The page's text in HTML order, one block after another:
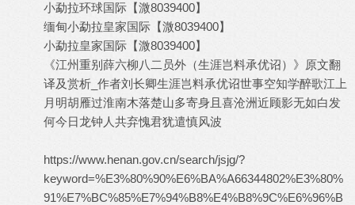
小勐拉环球国际【溦8039400】
缅甸小勐拉皇家国际【溦8039400】
小勐拉皇家国际【溦8039400】
《江州重别薛六柳八二员外（生涯岂料承优诏）》原文翻
译及赏析_作者刘长卿生涯岂料承优诏世事空知学醉歌江上
月明胡雁过淮南木落楚山多寄身且喜沧洲近顾影无如白发
何今日龙钟人共弃愧君犹遣慎风波
https://www.henan.gov.cn/search/jsjg/?
keyword=%E3%80%90%E6%BA%A66344802%E3%80%
91%E7%BC%85%E7%94%B8%E4%B8%9C%E6%96%B